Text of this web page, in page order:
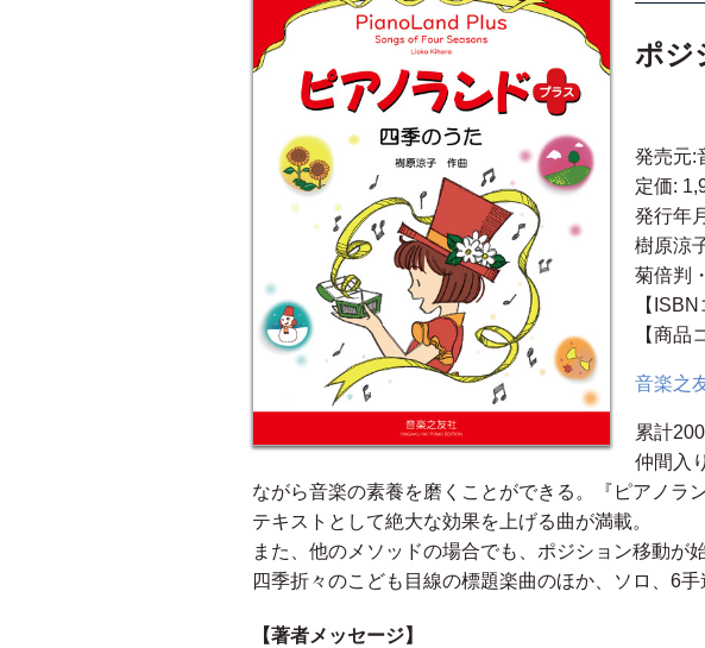
ポジ
発売元:
定価:
発行年
樹原涼
菊倍判
【
【商品
音楽之
累計
仲間入
ながら音楽の素養を磨くことができる。『ピアノラ
テキストとして絶大な効果を上げる曲が満載。
また、他のメソッドの場合でも、ポジション移動が
四季折々のこども目線の標題楽曲のほか、ソロ、6
【著者メッセージ】